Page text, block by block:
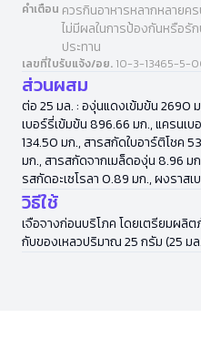
คำเตือน ควรกินอาหารหลากหลายคร
ไม่มีผลในการป้องกันหรือรั
ประทาน
เลขที่ใบรับแจ้ง/อย. 10-3-13465-5-
ส่วนผสม
ต่อ 25 มล. : องุ่นแดงเข้มข้น 2690
เบอร์รี่เข้มข้น 896.66 มก., แครนเ
134.50 มก., สารสกัดใบอาร์ติโชค
มก., สารสกัดจากเมล็ดองุ่น 8.96 ม
รสกัดอะเซโรลา 0.89 มก., ผงราส
วิธีใช้
เจือจางก่อนบริโภค โดยเตรียมผ
กับของเหลวปริมาณ 25 กรัม (25 ม